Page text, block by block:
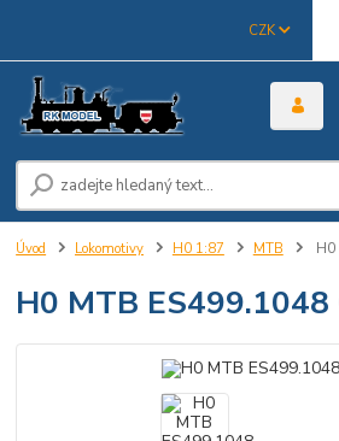
CZK
Úvod Lokomotivy H0 1:87 MTB H0
H0 MTB ES499.1048